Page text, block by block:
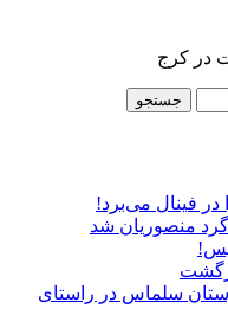
در کرج
در فینال می‌برد!
منصوریان شد
سلماس در راستای